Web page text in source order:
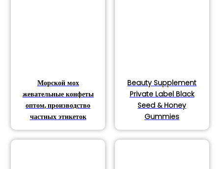
Морской мох
жевательные конфеты
оптом, производство
частных этикеток
Beauty Supplement
Private Label Black
Seed & Honey
Gummies